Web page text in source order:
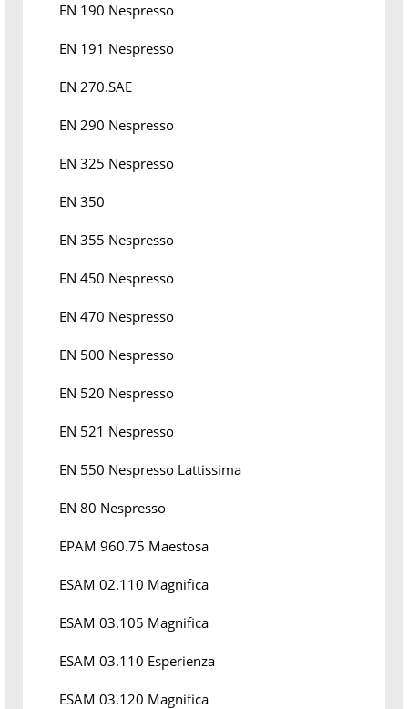
EN 190 Nespresso
EN 191 Nespresso
EN 270.SAE
EN 290 Nespresso
EN 325 Nespresso
EN 350
EN 355 Nespresso
EN 450 Nespresso
EN 470 Nespresso
EN 500 Nespresso
EN 520 Nespresso
EN 521 Nespresso
EN 550 Nespresso Lattissima
EN 80 Nespresso
EPAM 960.75 Maestosa
ESAM 02.110 Magnifica
ESAM 03.105 Magnifica
ESAM 03.110 Esperienza
ESAM 03.120 Magnifica